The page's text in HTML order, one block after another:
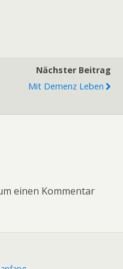
Nächster Beitrag
Mit Demenz Leben
einen Kommentar